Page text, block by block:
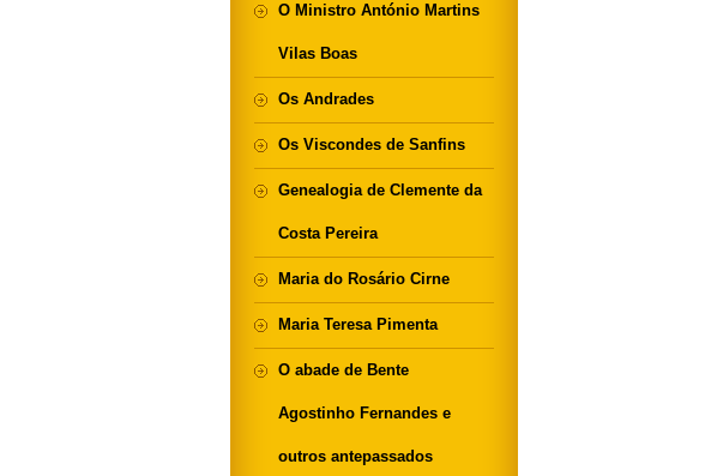
O Ministro António Martins
Vilas Boas
Os Andrades
Os Viscondes de Sanfins
Genealogia de Clemente da
Costa Pereira
Maria do Rosário Cirne
Maria Teresa Pimenta
O abade de Bente
Agostinho Fernandes e
outros antepassados